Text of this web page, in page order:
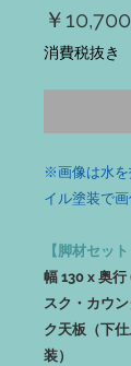
￥10,700
消費税抜き
※画像は水を
イル塗装で
【脚材セッ
幅 130 x 奥
スク・カウ
ク天板（下
装）